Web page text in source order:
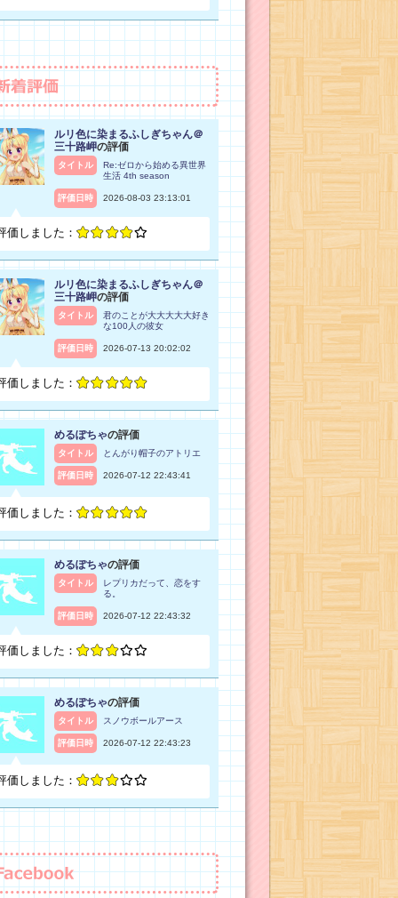
ルリ色に染まるふしぎちゃん＠
三十路岬の評価
タイトル
Re:ゼロから始める異世界
生活 4th season
評価日時 2026-08-03 23:13:01
価しました：
ルリ色に染まるふしぎちゃん＠
三十路岬の評価
タイトル
君のことが大大大大大好き
な100人の彼女
評価日時 2026-07-13 20:02:02
価しました：
めるぽちゃの評価
タイトル とんがり帽子のアトリエ
評価日時 2026-07-12 22:43:41
価しました：
めるぽちゃの評価
タイトル
レプリカだって、恋をす
る。
評価日時 2026-07-12 22:43:32
価しました：
めるぽちゃの評価
タイトル スノウボールアース
評価日時 2026-07-12 22:43:23
価しました：